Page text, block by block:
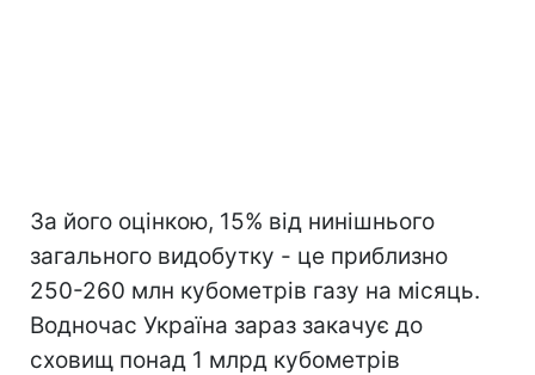
За його оцінкою, 15% від нинішнього
загального видобутку - це приблизно
250-260 млн кубометрів газу на місяць.
Водночас Україна зараз закачує до
сховищ понад 1 млрд кубометрів